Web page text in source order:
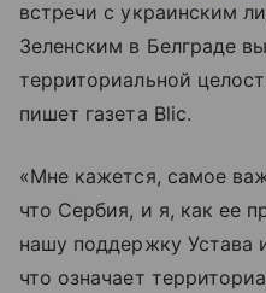
встречи с украинским
Зеленским в Белграде
территориальной
пишет газета Blic.
«Мне кажется, самое
что Сербия, и я, как ее
нашу поддержку Устава
что означает